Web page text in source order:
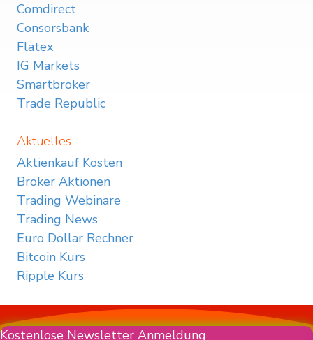
Comdirect
Consorsbank
Flatex
IG Markets
Smartbroker
Trade Republic
Aktuelles
Aktienkauf Kosten
Broker Aktionen
Trading Webinare
Trading News
Euro Dollar Rechner
Bitcoin Kurs
Ripple Kurs
Kostenlose Newsletter Anmeldung